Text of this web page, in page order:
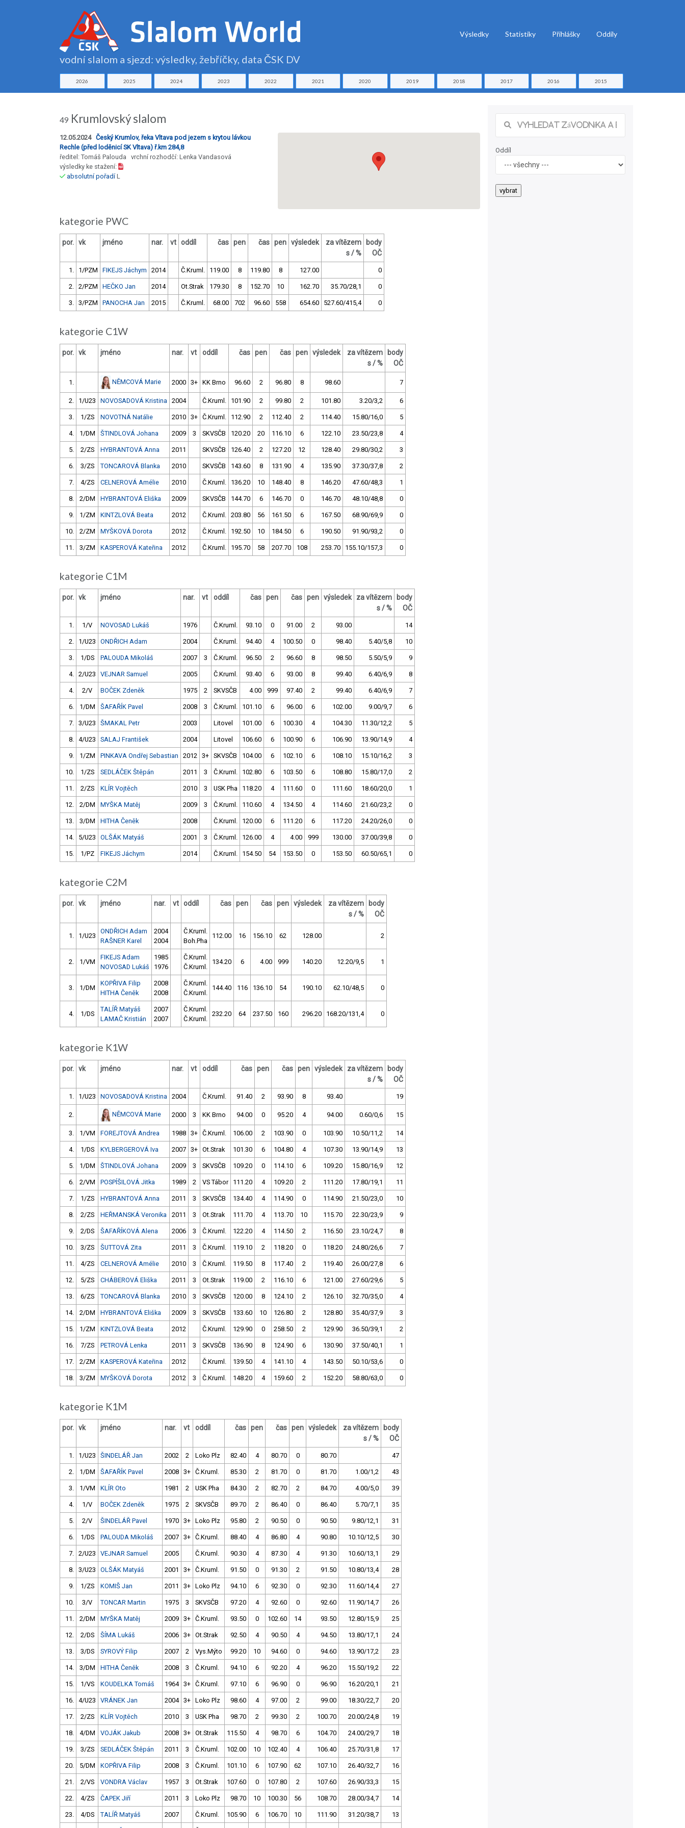
vodní slalom a sjezd: výsledky, žebříčky, data ČSK DV
Výsledky Statistiky Přihlášky Oddíly
2026 2025 2024 2023 2022 2021 2020 2019 2018 2017 2016 2015
49 Krumlovský slalom
12.05.2024 Český Krumlov, řeka Vltava pod jezem s krytou lávkou
Rechle (před loděnicí SK Vltava) ř.km 284,8
ředitel: Tomáš Palouda vrchní rozhodčí: Lenka Vandasová
výsledky ke stažení:
absolutní pořadíL
kategorie PWC
por. vk jméno nar. vt oddíl čas pen čas pen výsledek
za vítězem
s / %
body
OČ
1. 1/PZM FIKEJS Jáchym 2014 Č.Kruml. 119.00 8 119.80 8 127.00 0
2. 2/PZM HEČKO Jan 2014 Ot.Strak 179.30 8 152.70 10 162.70 35.70/28,1 0
3. 3/PZM PANOCHA Jan 2015 Č.Kruml. 68.00 702 96.60 558 654.60 527.60/415,4 0
kategorie C1W
por. vk jméno nar. vt oddíl čas pen čas pen výsledek
za vítězem
s / %
body
OČ
1. NĚMCOVÁ Marie 2000 3+ KK Brno 96.60 2 96.80 8 98.60 7
2. 1/U23 NOVOSADOVÁ Kristina 2004 Č.Kruml. 101.90 2 99.80 2 101.80 3.20/3,2 6
3. 1/ZS NOVOTNÁ Natálie 2010 3+ Č.Kruml. 112.90 2 112.40 2 114.40 15.80/16,0 5
4. 1/DM ŠTINDLOVÁ Johana 2009 3 SKVSČB 120.20 20 116.10 6 122.10 23.50/23,8 4
5. 2/ZS HYBRANTOVÁ Anna 2011 SKVSČB 126.40 2 127.20 12 128.40 29.80/30,2 3
6. 3/ZS TONCAROVÁ Blanka 2010 SKVSČB 143.60 8 131.90 4 135.90 37.30/37,8 2
7. 4/ZS CELNEROVÁ Amélie 2010 Č.Kruml. 136.20 10 148.40 8 146.20 47.60/48,3 1
8. 2/DM HYBRANTOVÁ Eliška 2009 SKVSČB 144.70 6 146.70 0 146.70 48.10/48,8 0
9. 1/ZM KINTZLOVÁ Beata 2012 Č.Kruml. 203.80 56 161.50 6 167.50 68.90/69,9 0
10. 2/ZM MYŠKOVÁ Dorota 2012 Č.Kruml. 192.50 10 184.50 6 190.50 91.90/93,2 0
11. 3/ZM KASPEROVÁ Kateřina 2012 Č.Kruml. 195.70 58 207.70 108 253.70 155.10/157,3 0
kategorie C1M
por. vk jméno nar. vt oddíl čas pen čas pen výsledek
za vítězem
s / %
body
OČ
1. 1/V NOVOSAD Lukáš 1976 Č.Kruml. 93.10 0 91.00 2 93.00 14
2. 1/U23 ONDŘICH Adam 2004 Č.Kruml. 94.40 4 100.50 0 98.40 5.40/5,8 10
3. 1/DS PALOUDA Mikoláš 2007 3 Č.Kruml. 96.50 2 96.60 8 98.50 5.50/5,9 9
4. 2/U23 VEJNAR Samuel 2005 Č.Kruml. 93.40 6 93.00 8 99.40 6.40/6,9 8
4. 2/V BOČEK Zdeněk 1975 2 SKVSČB 4.00 999 97.40 2 99.40 6.40/6,9 7
6. 1/DM ŠAFAŘÍK Pavel 2008 3 Č.Kruml. 101.10 6 96.00 6 102.00 9.00/9,7 6
7. 3/U23 ŠMAKAL Petr 2003 Litovel 101.00 6 100.30 4 104.30 11.30/12,2 5
8. 4/U23 SALAJ František 2004 Litovel 106.60 6 100.90 6 106.90 13.90/14,9 4
9. 1/ZM PINKAVA Ondřej Sebastian 2012 3+ SKVSČB 104.00 6 102.10 6 108.10 15.10/16,2 3
10. 1/ZS SEDLÁČEK Štěpán 2011 3 Č.Kruml. 102.80 6 103.50 6 108.80 15.80/17,0 2
11. 2/ZS KLÍR Vojtěch 2010 3 USK Pha 118.20 4 111.60 0 111.60 18.60/20,0 1
12. 2/DM MYŠKA Matěj 2009 3 Č.Kruml. 110.60 4 134.50 4 114.60 21.60/23,2 0
13. 3/DM HITHA Čeněk 2008 Č.Kruml. 120.00 6 111.20 6 117.20 24.20/26,0 0
14. 5/U23 OLŠÁK Matyáš 2001 3 Č.Kruml. 126.00 4 4.00 999 130.00 37.00/39,8 0
15. 1/PZ FIKEJS Jáchym 2014 Č.Kruml. 154.50 54 153.50 0 153.50 60.50/65,1 0
kategorie C2M
por. vk jméno nar. vt oddíl čas pen čas pen výsledek
za vítězem
s / %
body
OČ
1. 1/U23
ONDŘICH Adam
RAŠNER Karel
2004
2004
Č.Kruml.
Boh.Pha
112.00 16 156.10 62 128.00 2
2. 1/VM
FIKEJS Adam
NOVOSAD Lukáš
1985
1976
Č.Kruml.
Č.Kruml.
134.20 6 4.00 999 140.20 12.20/9,5 1
3. 1/DM
KOPŘIVA Filip
HITHA Čeněk
2008
2008
Č.Kruml.
Č.Kruml.
144.40 116 136.10 54 190.10 62.10/48,5 0
4. 1/DS
TALÍŘ Matyáš
LAMAČ Kristián
2007
2007
Č.Kruml.
Č.Kruml.
232.20 64 237.50 160 296.20 168.20/131,4 0
kategorie K1W
por. vk jméno nar. vt oddíl čas pen čas pen výsledek
za vítězem
s / %
body
OČ
1. 1/U23 NOVOSADOVÁ Kristina 2004 Č.Kruml. 91.40 2 93.90 8 93.40 19
2. NĚMCOVÁ Marie 2000 3 KK Brno 94.00 0 95.20 4 94.00 0.60/0,6 15
3. 1/VM FOREJTOVÁ Andrea 1988 3+ Č.Kruml. 106.00 2 103.90 0 103.90 10.50/11,2 14
4. 1/DS KYLBERGEROVÁ Iva 2007 3+ Ot.Strak 101.30 6 104.80 4 107.30 13.90/14,9 13
5. 1/DM ŠTINDLOVÁ Johana 2009 3 SKVSČB 109.20 0 114.10 6 109.20 15.80/16,9 12
6. 2/VM POSPÍŠILOVÁ Jitka 1989 2 VS Tábor 111.20 4 109.20 2 111.20 17.80/19,1 11
7. 1/ZS HYBRANTOVÁ Anna 2011 3 SKVSČB 134.40 4 114.90 0 114.90 21.50/23,0 10
8. 2/ZS HEŘMANSKÁ Veronika 2011 3 Ot.Strak 111.70 4 113.70 10 115.70 22.30/23,9 9
9. 2/DS ŠAFAŘÍKOVÁ Alena 2006 3 Č.Kruml. 122.20 4 114.50 2 116.50 23.10/24,7 8
10. 3/ZS ŠUTTOVÁ Zita 2011 3 Č.Kruml. 119.10 2 118.20 0 118.20 24.80/26,6 7
11. 4/ZS CELNEROVÁ Amélie 2010 3 Č.Kruml. 119.50 8 117.40 2 119.40 26.00/27,8 6
12. 5/ZS CHÁBEROVÁ Eliška 2011 3 Ot.Strak 119.00 2 116.10 6 121.00 27.60/29,6 5
13. 6/ZS TONCAROVÁ Blanka 2010 3 SKVSČB 120.00 8 124.10 2 126.10 32.70/35,0 4
14. 2/DM HYBRANTOVÁ Eliška 2009 3 SKVSČB 133.60 10 126.80 2 128.80 35.40/37,9 3
15. 1/ZM KINTZLOVÁ Beata 2012 Č.Kruml. 129.90 0 258.50 2 129.90 36.50/39,1 2
16. 7/ZS PETROVÁ Lenka 2011 3 SKVSČB 136.90 8 124.90 6 130.90 37.50/40,1 1
17. 2/ZM KASPEROVÁ Kateřina 2012 Č.Kruml. 139.50 4 141.10 4 143.50 50.10/53,6 0
18. 3/ZM MYŠKOVÁ Dorota 2012 3 Č.Kruml. 148.20 4 159.60 2 152.20 58.80/63,0 0
kategorie K1M
por. vk jméno nar. vt oddíl čas pen čas pen výsledek
za vítězem
s / %
body
OČ
1. 1/U23 ŠINDELÁŘ Jan 2002 2 Loko Plz 82.40 4 80.70 0 80.70 47
2. 1/DM ŠAFAŘÍK Pavel 2008 3+ Č.Kruml. 85.30 2 81.70 0 81.70 1.00/1,2 43
3. 1/VM KLÍR Oto 1981 2 USK Pha 84.30 2 82.70 2 84.70 4.00/5,0 39
4. 1/V BOČEK Zdeněk 1975 2 SKVSČB 89.70 2 86.40 0 86.40 5.70/7,1 35
5. 2/V ŠINDELÁŘ Pavel 1970 3+ Loko Plz 95.80 2 90.50 0 90.50 9.80/12,1 31
6. 1/DS PALOUDA Mikoláš 2007 3+ Č.Kruml. 88.40 4 86.80 4 90.80 10.10/12,5 30
7. 2/U23 VEJNAR Samuel 2005 Č.Kruml. 90.30 4 87.30 4 91.30 10.60/13,1 29
8. 3/U23 OLŠÁK Matyáš 2001 3+ Č.Kruml. 91.50 0 91.30 2 91.50 10.80/13,4 28
9. 1/ZS KOMIŠ Jan 2011 3+ Loko Plz 94.10 6 92.30 0 92.30 11.60/14,4 27
10. 3/V TONCAR Martin 1975 3 SKVSČB 97.20 4 92.60 0 92.60 11.90/14,7 26
11. 2/DM MYŠKA Matěj 2009 3+ Č.Kruml. 93.50 0 102.60 14 93.50 12.80/15,9 25
12. 2/DS ŠÍMA Lukáš 2006 3+ Ot.Strak 92.50 4 90.50 4 94.50 13.80/17,1 24
13. 3/DS SYROVÝ Filip 2007 2 Vys.Mýto 99.20 10 94.60 0 94.60 13.90/17,2 23
14. 3/DM HITHA Čeněk 2008 3 Č.Kruml. 94.10 6 92.20 4 96.20 15.50/19,2 22
15. 1/VS KOUDELKA Tomáš 1964 3+ Č.Kruml. 97.10 6 96.90 0 96.90 16.20/20,1 21
16. 4/U23 VRÁNEK Jan 2004 3+ Loko Plz 98.60 4 97.00 2 99.00 18.30/22,7 20
17. 2/ZS KLÍR Vojtěch 2010 3 USK Pha 98.70 2 99.30 2 100.70 20.00/24,8 19
18. 4/DM VOJÁK Jakub 2008 3+ Ot.Strak 115.50 4 98.70 6 104.70 24.00/29,7 18
19. 3/ZS SEDLÁČEK Štěpán 2011 3 Č.Kruml. 102.00 10 102.40 4 106.40 25.70/31,8 17
20. 5/DM KOPŘIVA Filip 2008 3 Č.Kruml. 101.10 6 107.90 62 107.10 26.40/32,7 16
21. 2/VS VONDRA Václav 1957 3 Ot.Strak 107.60 0 107.80 2 107.60 26.90/33,3 15
22. 4/ZS ČAPEK Jiří 2011 3 Loko Plz 98.70 10 100.30 56 108.70 28.00/34,7 14
23. 4/DS TALÍŘ Matyáš 2007 Č.Kruml. 105.90 6 106.70 10 111.90 31.20/38,7 13
Oddíl